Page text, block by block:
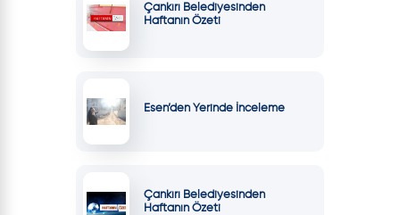
Çankırı Belediyesinden
Haftanın Özeti
Esen’den Yerinde İnceleme
Çankırı Belediyesinden
Haftanın Özeti